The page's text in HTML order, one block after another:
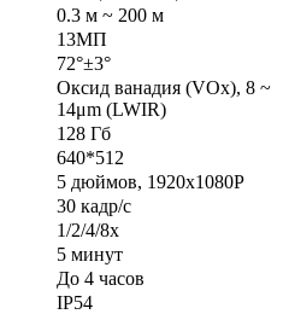
0.3 м ~ 200 м
13МП
72°±3°
Оксид ванадия (VOx), 8 ~
14μm (LWIR)
128 Гб
640*512
5 дюймов, 1920х1080Р
30 кадр/с
1/2/4/8x
5 минут
До 4 часов
IP54